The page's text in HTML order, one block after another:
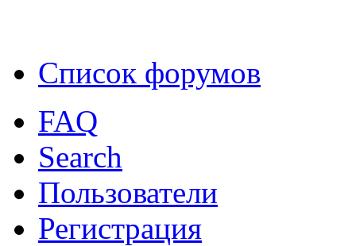
Список форумов
FAQ
Search
Пользователи
Регистрация